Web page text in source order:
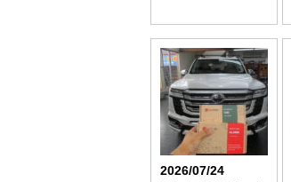
2026/07/24